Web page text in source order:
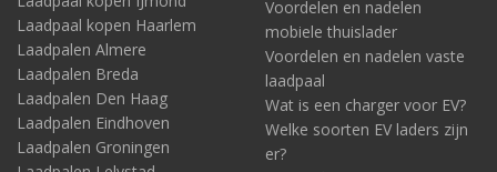
Laadpaal kopen Haarlem
Laadpalen Almere
Laadpalen Breda
Laadpalen Den Haag
Laadpalen Eindhoven
Laadpalen Groningen
Voordelen en nadelen
mobiele thuislader
Voordelen en nadelen vaste
laadpaal
Wat is een charger voor EV?
Welke soorten EV laders zijn
er?